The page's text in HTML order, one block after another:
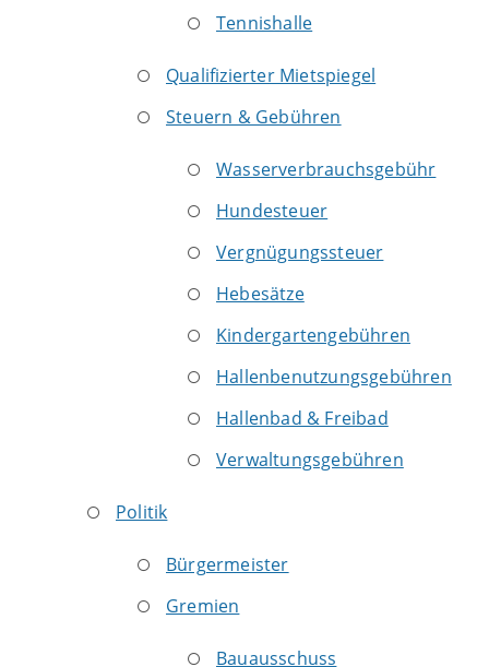
Tennishalle
Qualifizierter Mietspiegel
Steuern & Gebühren
Wasserverbrauchsgebühr
Hundesteuer
Vergnügungssteuer
Hebesätze
Kindergartengebühren
Hallenbenutzungsgebühren
Hallenbad & Freibad
Verwaltungsgebühren
Politik
Bürgermeister
Gremien
Bauausschuss